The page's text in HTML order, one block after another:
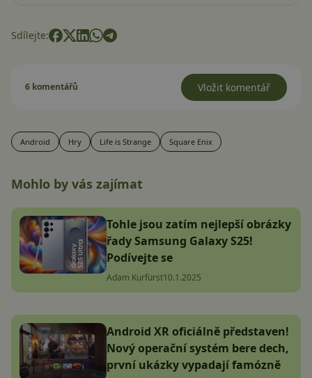
Sdílejte:
6 komentářů Vložit komentář
Android Hry Life is Strange Square Enix
Mohlo by vás zajímat
Tohle jsou zatím nejlepší obrázky
řady Samsung Galaxy S25!
Podívejte se
Adam Kurfürst10.1.2025
Android XR oficiálně představen!
Nový operační systém bere dech,
první ukázky vypadají famózně